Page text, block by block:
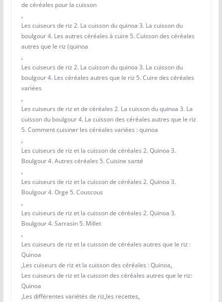
de céréales pour la cuisson
,
Les cuiseurs de riz 2. La cuisson du quinoa 3. La cuisson du
boulgour 4. Les autres céréales à cuire 5. Cuisson des céréales
autres que le riz (quinoa
,
Les cuiseurs de riz 2. La cuisson du quinoa 3. La cuisson du
boulgour 4. Les céréales autres que le riz 5. Cuire des céréales
variées
,
Les cuiseurs de riz et de céréales 2. La cuisson du quinoa 3. La
cuisson du boulgour 4. La cuisson des céréales autres que le riz
5. Comment cuisiner les céréales variées : quinoa
,
Les cuiseurs de riz et la cuisson de céréales 2. Quinoa 3.
Boulgour 4. Autres céréales 5. Cuisine santé
,
Les cuiseurs de riz et la cuisson de céréales 2. Quinoa 3.
Boulgour 4. Orge 5. Couscous
,
Les cuiseurs de riz et la cuisson de céréales 2. Quinoa 3.
Boulgour 4. Sarrasin 5. Millet
,
Les cuiseurs de riz et la cuisson de céréales autres que le riz :
Quinoa
,Les cuiseurs de riz et la cuisson des céréales : Quinoa,
Les cuiseurs de riz et la cuisson des céréales autres que le riz:
Quinoa
,Les différentes variétés de riz,les recettes,